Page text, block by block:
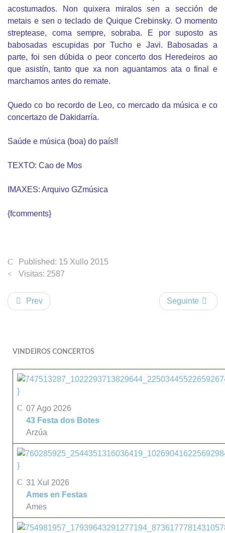
acostumados. Non quixera miralos sen a sección de
metais e sen o teclado de Quique Crebinsky. O momento
streptease, coma sempre, sobraba. E por suposto as
babosadas escupidas por Tucho e Javi. Babosadas a
parte, foi sen dúbida o peor concerto dos Heredeiros ao
que asistín, tanto que xa non aguantamos ata o final e
marchamos antes do remate.
Quedo co bo recordo de Leo, co mercado da música e co
concertazo de Dakidarría.
Saúde e música (boa) do país!!
TEXTO: Cao de Mos
IMAXES: Arquivo GZmúsica
{fcomments}
Published: 15 Xullo 2015
Visitas: 2587
Prev Seguinte
VINDEIROS CONCERTOS
}
07 Ago 2026
43 Festa dos Botes
Arzúa
}
31 Xul 2026
Ames en Festas
Ames